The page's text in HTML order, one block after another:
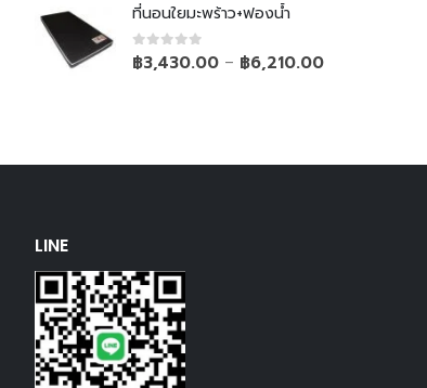
ที่นอนใยมะพร้าว+ฟองน้ำ
0out of 5
฿3,430.00 – ฿6,210.00
LINE